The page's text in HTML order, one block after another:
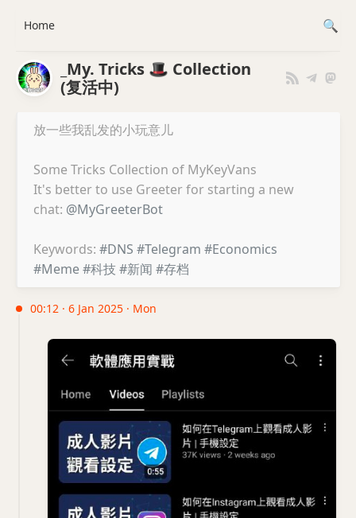
_My. Tricks 🎩 Collection
(复活中)
放一些我乱发的小玩意儿
Some Tricks Collection of MyKeyVans
It's better to use Greeter for starting a new
chat: @MyGreeterBot
Keywords: #DNS #Telegram #Economics
#Meme#科技 #新闻 #存档
00:12 · 6 Jan 2025 · Mon
Home